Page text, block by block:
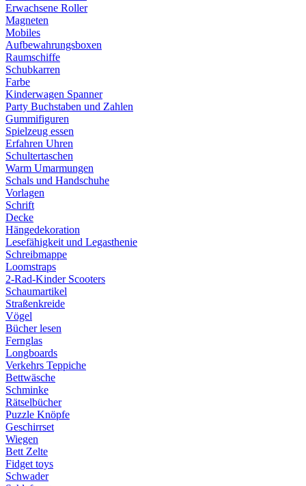
Erwachsene Roller
Magneten
Mobiles
Aufbewahrungsboxen
Raumschiffe
Schubkarren
Farbe
Kinderwagen Spanner
Party Buchstaben und Zahlen
Gummifiguren
Spielzeug essen
Erfahren Uhren
Schultertaschen
Warm Umarmungen
Schals und Handschuhe
Vorlagen
Schrift
Decke
Hängedekoration
Lesefähigkeit und Legasthenie
Schreibmappe
Loomstraps
2-Rad-Kinder Scooters
Schaumartikel
Straßenkreide
Vögel
Bücher lesen
Fernglas
Longboards
Verkehrs Teppiche
Bettwäsche
Schminke
Rätselbücher
Puzzle Knöpfe
Geschirrset
Wiegen
Bett Zelte
Fidget toys
Schwader